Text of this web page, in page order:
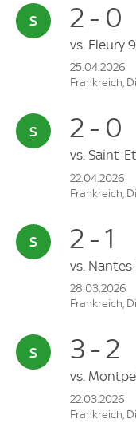
2 - 0
vs. Fleury
25.04.2026
Frankreich,
2 - 0
vs. Saint-
22.04.2026
Frankreich,
2 - 1
vs. Nantes
28.03.2026
Frankreich,
3 - 2
vs.
22.03.2026
Frankreich,